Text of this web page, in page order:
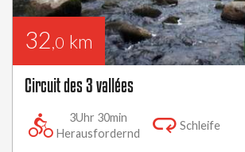
32,0 km
Circuit des 3 vallées
3Uhr 30min
Herausfordernd
Schleife